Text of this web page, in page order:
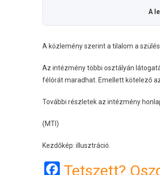
A
A közlemény szerint a tilalom a
Az intézmény többi osztályán
félórát maradhat. Emellett kötelező
További részletek az intézmény
(MTI)
Kezdőkép: illusztráció.
Facebook
Tetszett?